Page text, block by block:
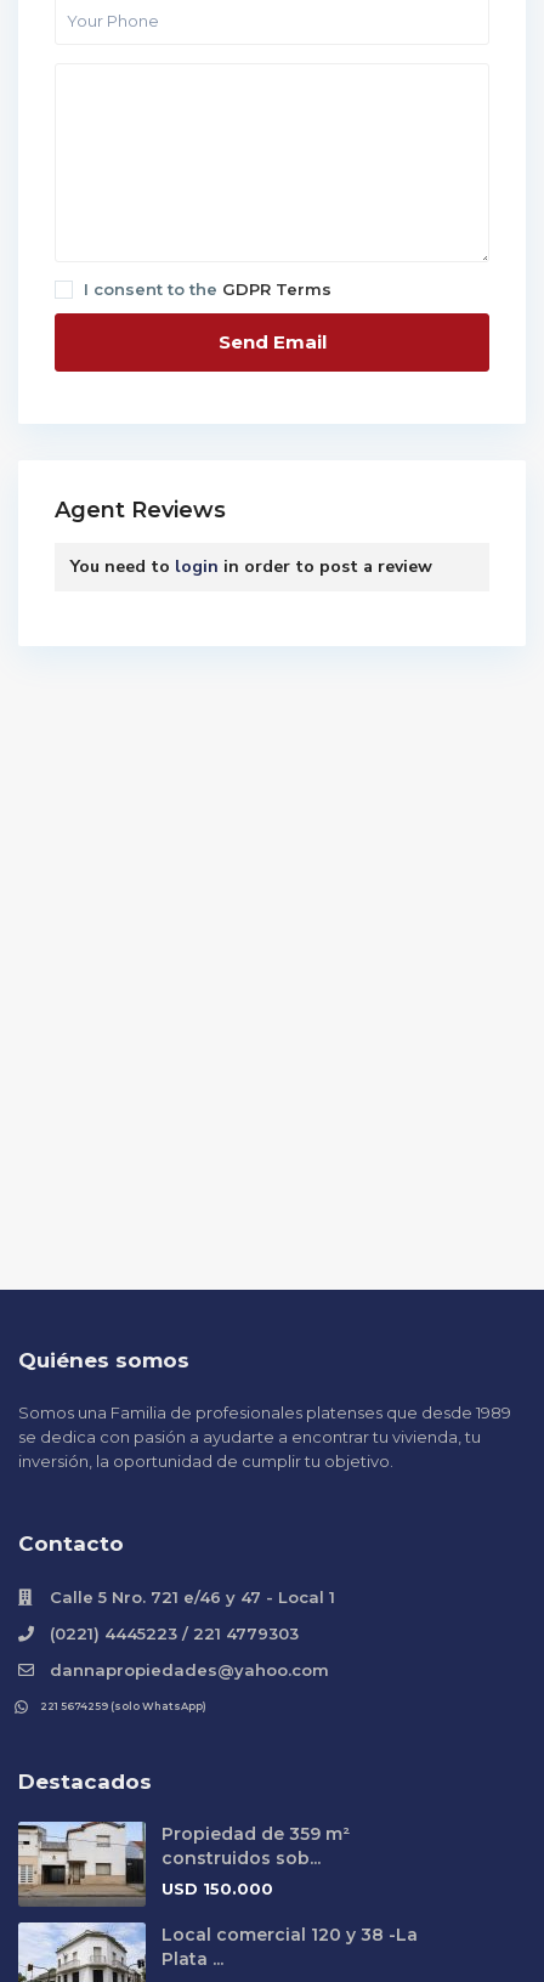
I consent to the GDPR Terms
Agent Reviews
You need to login in order to post a review
Quiénes somos
Somos una Familia de profesionales platenses que desde 1989
se dedica con pasión a ayudarte a encontrar tu vivienda, tu
inversión, la oportunidad de cumplir tu objetivo.
Contacto
Calle 5 Nro. 721 e/46 y 47 - Local 1
(0221) 4445223 / 221 4779303
dannapropiedades@yahoo.com
221 5674259 (solo WhatsApp)
Destacados
Propiedad de 359 m²
construidos sob...
USD 150.000
Local comercial 120 y 38 -La
Plata ...